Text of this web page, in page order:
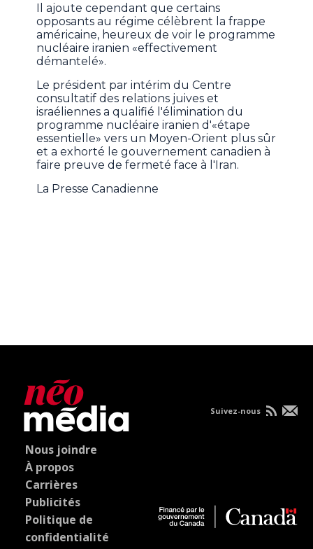
Il ajoute cependant que certains
opposants au régime célèbrent la frappe
américaine, heureux de voir le programme
nucléaire iranien «effectivement
démantelé».
Le président par intérim du Centre
consultatif des relations juives et
israéliennes a qualifié l'élimination du
programme nucléaire iranien d'«étape
essentielle» vers un Moyen-Orient plus sûr
et a exhorté le gouvernement canadien à
faire preuve de fermeté face à l'Iran.
La Presse Canadienne
Nous joindre
À propos
Carrières
Publicités
Politique de
confidentialité
Suivez-nous